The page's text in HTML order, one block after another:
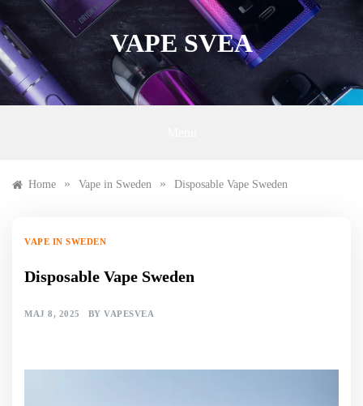
to
content
VAPE SVEA
Home » Vape in Sweden » Disposable Vape Sweden
VAPE IN SWEDEN
Disposable Vape Sweden
MAJ 8, 2025 BY VAPESVEA